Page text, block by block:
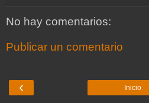
No hay comentarios:
Publicar un comentario
‹ Inicio